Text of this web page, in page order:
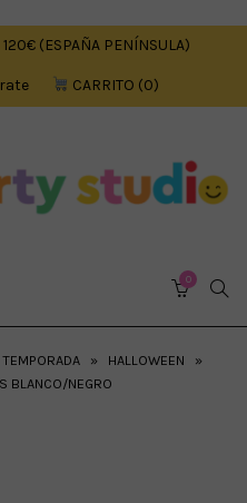
120€ (ESPAÑA PENÍNSULA)
CARRITO 0
0
» HALLOWEEN
»
BLANCO/NEGRO